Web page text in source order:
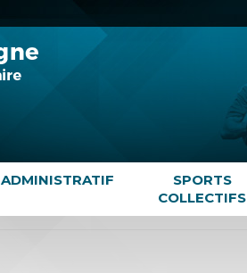
ADMINISTRATIF
SPORTS
COLLECTIFS